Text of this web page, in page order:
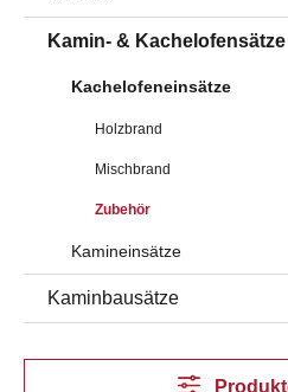
Kamin- & Kachelofensätze
Kachelofeneinsätze
Holzbrand
Mischbrand
Zubehör
Kamineinsätze
Kaminbausätze